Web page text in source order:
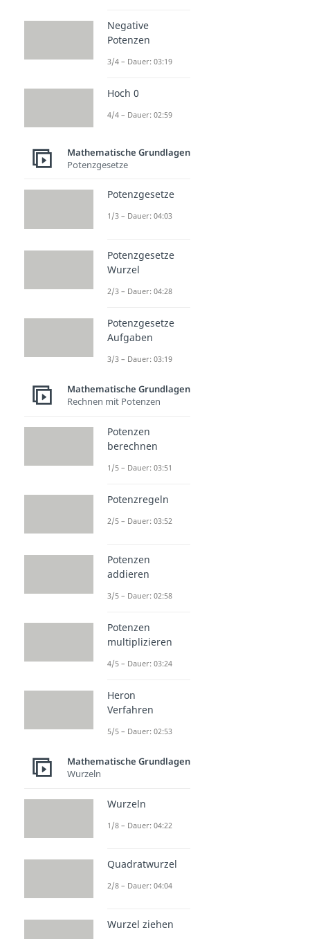
Negative
Potenzen
3/4 – Dauer: 03:19
Hoch 0
4/4 – Dauer: 02:59
Mathematische Grundlagen
Potenzgesetze
Potenzgesetze
1/3 – Dauer: 04:03
Potenzgesetze
Wurzel
2/3 – Dauer: 04:28
Potenzgesetze
Aufgaben
3/3 – Dauer: 03:19
Mathematische Grundlagen
Rechnen mit Potenzen
Potenzen
berechnen
1/5 – Dauer: 03:51
Potenzregeln
2/5 – Dauer: 03:52
Potenzen
addieren
3/5 – Dauer: 02:58
Potenzen
multiplizieren
4/5 – Dauer: 03:24
Heron
Verfahren
5/5 – Dauer: 02:53
Mathematische Grundlagen
Wurzeln
Wurzeln
1/8 – Dauer: 04:22
Quadratwurzel
2/8 – Dauer: 04:04
Wurzel ziehen